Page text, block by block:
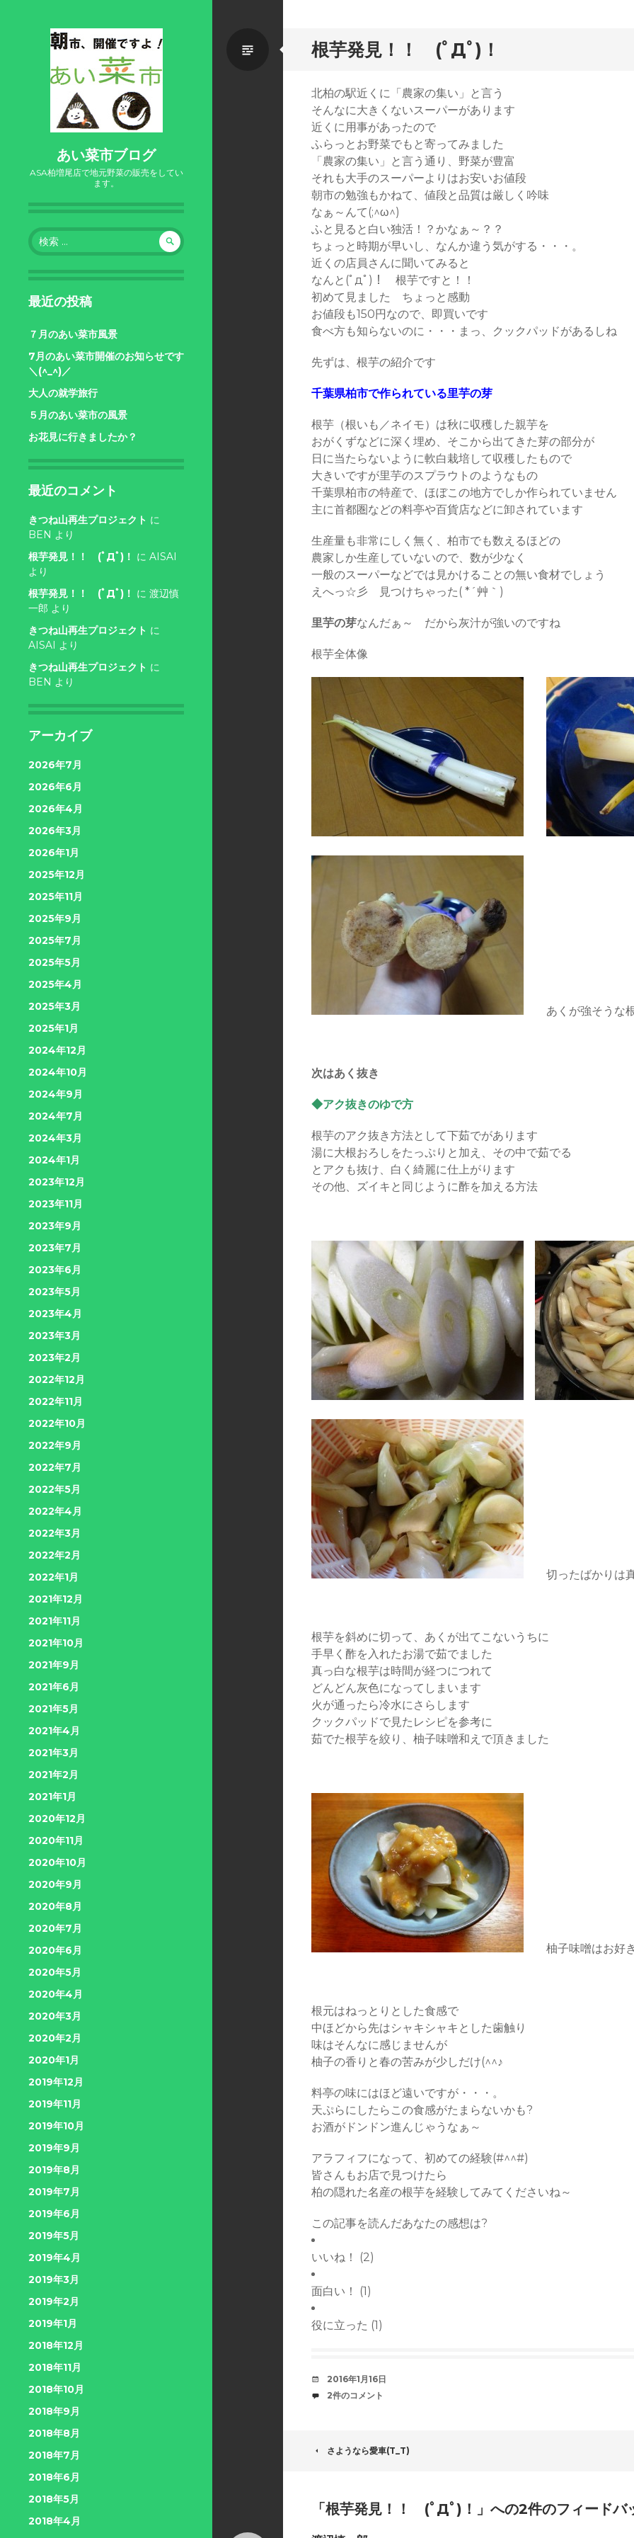
あい菜市ブログ
ASA柏増尾店で地元野菜の販売をしてい
ます。
検
索:
最近の投稿
７月のあい菜市風景
7月のあい菜市開催のお知らせです
＼(^_^)／
大人の就学旅行
５月のあい菜市の風景
お花見に行きましたか？
最近のコメント
きつね山再生プロジェクト に
BEN より
根芋発見！！ (ﾟДﾟ)！ に AISAI
より
根芋発見！！ (ﾟДﾟ)！ に 渡辺慎
一郎 より
きつね山再生プロジェクト に
AISAI より
きつね山再生プロジェクト に
BEN より
アーカイブ
2026年7月
2026年6月
2026年4月
2026年3月
2026年1月
2025年12月
2025年11月
2025年9月
2025年7月
2025年5月
2025年4月
2025年3月
2025年1月
2024年12月
2024年10月
2024年9月
2024年7月
2024年3月
2024年1月
2023年12月
2023年11月
2023年9月
2023年7月
2023年6月
2023年5月
2023年4月
2023年3月
2023年2月
2022年12月
2022年11月
2022年10月
2022年9月
2022年7月
2022年5月
2022年4月
2022年3月
2022年2月
2022年1月
2021年12月
2021年11月
2021年10月
2021年9月
2021年6月
2021年5月
2021年4月
2021年3月
2021年2月
2021年1月
2020年12月
2020年11月
2020年10月
2020年9月
2020年8月
2020年7月
2020年6月
2020年5月
2020年4月
2020年3月
2020年2月
2020年1月
2019年12月
2019年11月
2019年10月
2019年9月
2019年8月
2019年7月
2019年6月
2019年5月
2019年4月
2019年3月
2019年2月
2019年1月
2018年12月
2018年11月
2018年10月
2018年9月
2018年8月
2018年7月
2018年6月
2018年5月
2018年4月
根芋発見！！ (ﾟДﾟ)！
北柏の駅近くに「農家の集い」と言う
そんなに大きくないスーパーがあります
近くに用事があったので
ふらっとお野菜でもと寄ってみました
「農家の集い」と言う通り、野菜が豊富
それも大手のスーパーよりはお安いお値段
朝市の勉強もかねて、値段と品質は厳しく吟味
なぁ～んて(;^ω^)
ふと見ると白い独活！？かなぁ～？？
ちょっと時期が早いし、なんか違う気がする・・・。
近くの店員さんに聞いてみると
なんと(ﾟдﾟ)！ 根芋ですと！！
初めて見ました ちょっと感動
お値段も150円なので、即買いです
食べ方も知らないのに・・・まっ、クックパッドがあるしね
先ずは、根芋の紹介です
千葉県柏市で作られている里芋の芽
根芋（根いも／ネイモ）は秋に収穫した親芋を
おがくずなどに深く埋め、そこから出てきた芽の部分が
日に当たらないように軟白栽培して収穫したもので
大きいですが里芋のスプラウトのようなもの
千葉県柏市の特産で、ほぼこの地方でしか作られていません
主に首都圏などの料亭や百貨店などに卸されています
生産量も非常にしく無く、柏市でも数えるほどの
農家しか生産していないので、数が少なく
一般のスーパーなどでは見かけることの無い食材でしょう
えへっ☆彡 見つけちゃった( *´艸｀)
里芋の芽なんだぁ～ だから灰汁が強いのですね
根芋全体像 先端に黄色
あくが強そうな
次はあく抜き
◆アク抜きのゆで方
根芋のアク抜き方法として下茹でがあります
湯に大根おろしをたっぷりと加え、その中で茹でる
とアクも抜け、白く綺麗に仕上がります
その他、ズイキと同じように酢を加える方法
切ったばかりは
根芋を斜めに切って、あくが出てこないうちに
手早く酢を入れたお湯で茹でました
真っ白な根芋は時間が経つにつれて
どんどん灰色になってしまいます
火が通ったら冷水にさらします
クックパッドで見たレシピを参考に
茹でた根芋を絞り、柚子味噌和えで頂きました
柚子味噌はお好き
根元はねっとりとした食感で
中ほどから先はシャキシャキとした歯触り
味はそんなに感じませんが
柚子の香りと春の苦みが少しだけ(^^♪
料亭の味にはほど遠いですが・・・。
天ぷらにしたらこの食感がたまらないかも?
お酒がドンドン進んじゃうなぁ～
アラフィフになって、初めての経験(#^^#)
皆さんもお店で見つけたら
柏の隠れた名産の根芋を経験してみてくださいね～
この記事を読んだあなたの感想は?
いいね！ (2)
面白い！ (1)
役に立った (1)
デ
ー
2016年1月16日
コ
2件のコメント
投
ナ
さようなら愛車(T_T)
「根芋発見！！ (ﾟДﾟ)！ 」への2件のフィードバ